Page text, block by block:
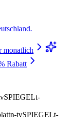
monatlich
Rabatt
SPIEGELt-
n-tvSPIEGELt-